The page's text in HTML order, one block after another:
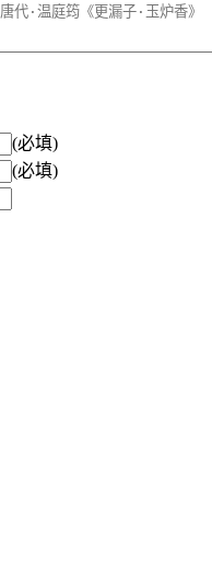
(必填)
(必填)